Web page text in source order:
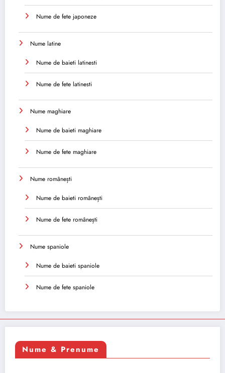
Nume de fete japoneze
Nume latine
Nume de baieti latinesti
Nume de fete latinesti
Nume maghiare
Nume de baieti maghiare
Nume de fete maghiare
Nume românești
Nume de baieti românești
Nume de fete românești
Nume spaniole
Nume de baieti spaniole
Nume de fete spaniole
Nume & Prenume